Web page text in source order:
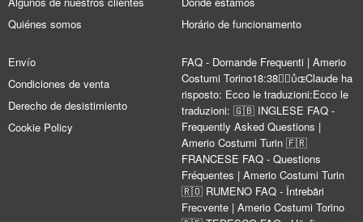
Quiénes somos
Horário de funcionamento
Envío
Condiciones de venta
Derecho de desistimiento
Cookie Policy
FAQ - Domande Frequenti | Amerio
Costumi Torino18:38Claude ha
risposto: Ecco le traduzioni:Ecco le
traduzioni: 🇬🇧 INGLESE FAQ -
Frequently Asked Questions |
Amerio Costumi Turin 🇫🇷
FRANCESE FAQ - Questions
Fréquentes | Amerio Costumi Turin
🇷🇴 RUMENO FAQ - Întrebări
Frecvente | Amerio Costumi Torino